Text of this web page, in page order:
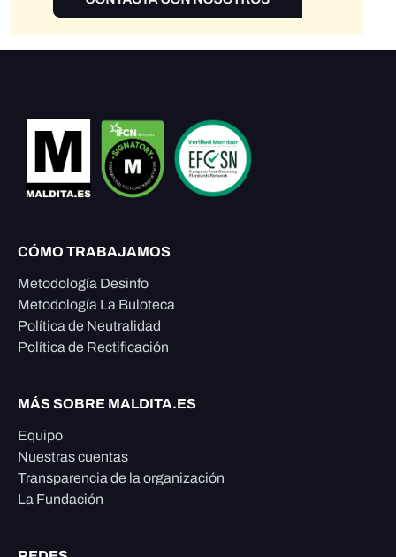
CÓMO TRABAJAMOS
Metodología Desinfo
Metodología La Buloteca
Política de Neutralidad
Política de Rectificación
MÁS SOBRE MALDITA.ES
Equipo
Nuestras cuentas
Transparencia de la organización
La Fundación